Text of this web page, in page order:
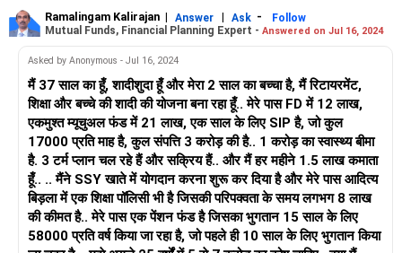
फिजिकल गोल्ड: ₹16 लाख
जीवन बीमा (PLI): ₹20 लाख (₹6.7k/माह)
ICICI प्रूडेंशियल: ₹1 लाख/वर्ष
टाटा AIA: ₹4k/माह
NPS: ₹2 लाख (₹18k/माह)
मासिक आय योजना: ₹9 लाख (₹5550/माह सुकन्या समृद्धि योजना में
पुनर्निवेशित)
फिक्स्ड डिपॉज़िट: ₹5 लाख
मासिक खर्च और आय
मासिक आय: ₹1.5 लाख
मासिक खर्च: ₹20-30k
निवेश रणनीति
अनावश्यक बीमा पॉलिसियों को सरेंडर करें
Ramalingam Kalirajan | Answer | Ask -
Follow
Mutual Funds, Financial Planning Expert - Answered on Jul 16, 2024
Asked by Anonymous - Jul 16, 2024
मैं 37 साल का हूँ, शादीशुदा हूँ और मेरा 2 साल का बच्चा है, मैं रिटायरमेंट,
शिक्षा और बच्चे की शादी की योजना बना रहा हूँ.. मेरे पास FD में 12 लाख,
एकमुश्त म्यूचुअल फंड में 21 लाख, एक साल के लिए SIP है, जो कुल
17000 प्रति माह है, कुल संपत्ति 3 करोड़ की है.. 1 करोड़ का स्वास्थ्य बीमा
है. 3 टर्म प्लान चल रहे हैं और सक्रिय हैं.. और मैं हर महीने 1.5 लाख कमाता
हूँ.. .. मैंने SSY खाते में योगदान करना शुरू कर दिया है और मेरे पास आदित्य
बिड़ला में एक शिक्षा पॉलिसी भी है जिसकी परिपक्वता के समय लगभग 8 लाख
की कीमत है.. मेरे पास एक पेंशन फंड है जिसका भुगतान 15 साल के लिए
58000 प्रति वर्ष किया जा रहा है, जो पहले ही 10 साल के लिए भुगतान किया